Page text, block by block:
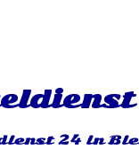
24 in